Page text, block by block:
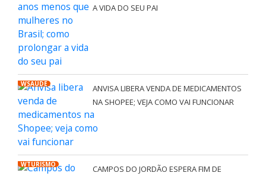
A VIDA DO SEU PAI
WSAÚDE
ANVISA LIBERA VENDA DE MEDICAMENTOS
NA SHOPEE; VEJA COMO VAI FUNCIONAR
WTURISMO
CAMPOS DO JORDÃO ESPERA FIM DE